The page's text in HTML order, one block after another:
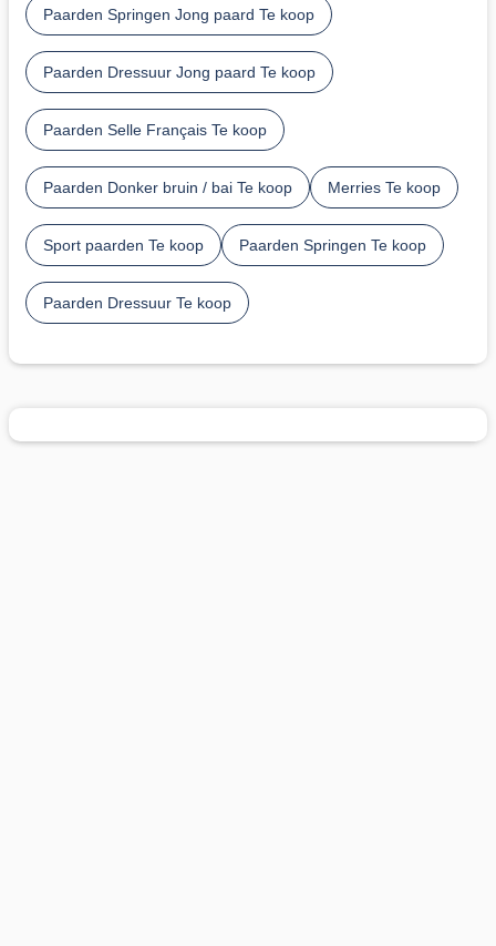
Paarden Springen Jong paard Te koop
Paarden Dressuur Jong paard Te koop
Paarden Selle Français Te koop
Paarden Donker bruin / bai Te koop Merries Te koop
Sport paarden Te koop Paarden Springen Te koop
Paarden Dressuur Te koop